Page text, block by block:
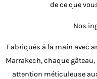
de ce que
Nos
Fabriqués à la main avec
Marrakech, chaque
attention méticuleuse